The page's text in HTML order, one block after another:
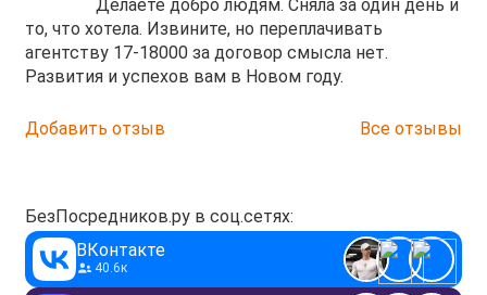
Делаете добро людям. Сняла за один день и
то, что хотела. Извините, но переплачивать
агентству 17-18000 за договор смысла нет.
Развития и успехов вам в Новом году.
Добавить отзыв Все отзывы
БезПосредников.ру в соц.сетях:
ВКонтакте
40.6к